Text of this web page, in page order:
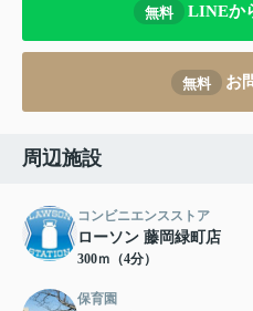
無料 LINEか
無料 お
周辺施設
コンビニエンスストア
ローソン 藤岡緑町店
300ｍ（4分）
保育園